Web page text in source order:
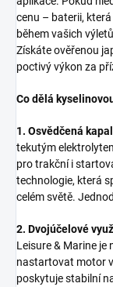
cenu – baterii,
během vašich
Získáte ověřenou
poctivý výkon za
Co dělá
1. Osvědčená
tekutým
pro trakční i
technologie, která
celém světě.
2. Dvojúčelové
Leisure & Marine je
nastartovat motor
poskytuje stabilní